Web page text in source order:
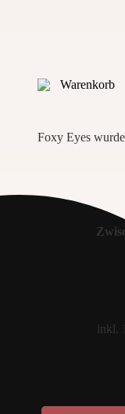
Warenkorb
Foxy Eyes
inkl.